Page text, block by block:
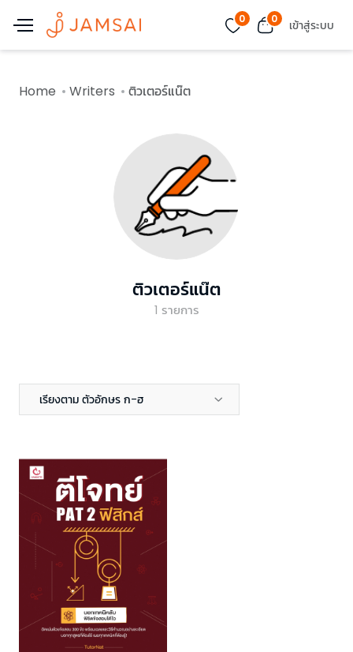
0 0 เข้าสู่ระบบ
Home Writers ติวเตอร์แน๊ต
ติวเตอร์แน๊ต
1 รายการ
เรียงตาม ตัวอักษร ก-ฮ